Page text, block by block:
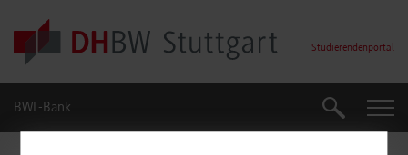
Skip to main content
Studierendenportal
BWL-Bank Suche